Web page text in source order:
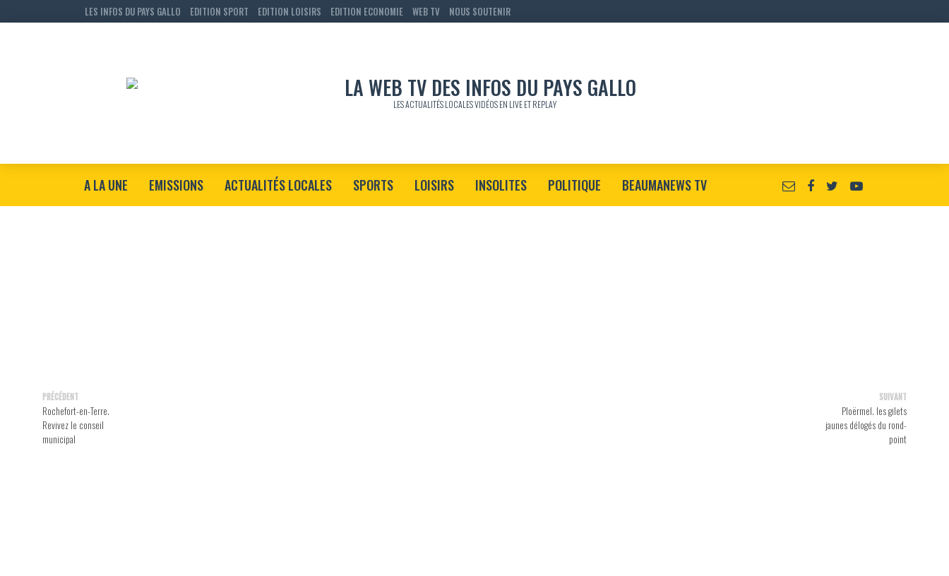
LES INFOS DU PAYS GALLO EDITION SPORT EDITION LOISIRS EDITION ECONOMIE WEB TV NOUS SOUTENIR
LES ACTUALITÉS LOCALES VIDÉOS EN LIVE ET REPLAY
A LA UNE EMISSIONS ACTUALITÉS LOCALES SPORTS LOISIRS INSOLITES POLITIQUE BEAUMANEWS TV
PRÉCÉDENT
Rochefort-en-Terre.
Revivez le conseil
municipal
SUIVANT
Ploërmel. les gilets
jaunes délogés du rond-
point